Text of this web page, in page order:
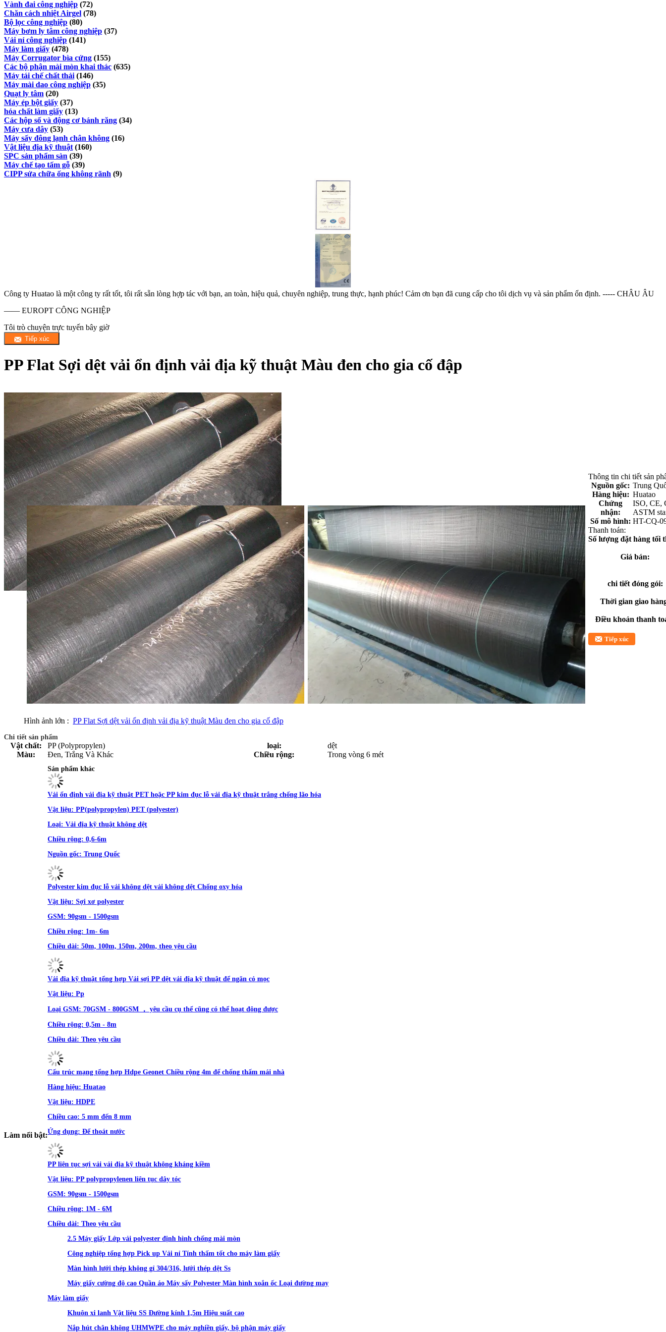
Vành đai công nghiệp (72)
Chăn cách nhiệt Airgel (78)
Bộ lọc công nghiệp (80)
Máy bơm ly tâm công nghiệp (37)
Vải nỉ công nghiệp (141)
Máy làm giấy (478)
Máy Corrugator bìa cứng (155)
Các bộ phận mài mòn khai thác (635)
Máy tái chế chất thải (146)
Máy mài dao công nghiệp (35)
Quạt ly tâm (20)
Máy ép bột giấy (37)
hóa chất làm giấy (13)
Các hộp số và động cơ bánh răng (34)
Máy cưa dây (53)
Máy sấy đông lạnh chân không (16)
Vật liệu địa kỹ thuật (160)
SPC sản phẩm sàn (39)
Máy chế tạo tấm gỗ (39)
CIPP sửa chữa ống không rãnh (9)
Công ty Huatao là một công ty rất tốt, tôi rất sẵn lòng hợp tác với bạn, an toàn, hiệu quả, chuyên nghiệp, trung thực, hạnh phúc! Cảm ơn bạn đã cung cấp cho tôi dịch vụ và sản phẩm ổn định. ----- CHÂU ÂU
—— EUROPT CÔNG NGHIỆP
Tôi trò chuyện trực tuyến bây giờ
PP Flat Sợi dệt vải ổn định vải địa kỹ thuật Màu đen cho gia cố đập
Hình ảnh lớn : PP Flat Sợi dệt vải ổn định vải địa kỹ thuật Màu đen cho gia cố đập
Thông tin chi tiết sản
Nguồn gốc: Trung
Hàng hiệu: Huatao
Chứng
nhận:
ISO, CE,
ASTM
Số mô hình: HT-CQ-
Thanh toán:
Số lượng đặt hàng tối
Giá bán:
chi tiết đóng gói:
Thời gian giao
Điều khoản thanh
Tiếp xúc
Chi tiết sản phẩm
Vật chất: PP (Polypropylen) loại:
dệt
Màu:
Đen, Trắng Và Khác Chiều rộng: Trong vòng 6 mét
Làm nổi bật:
Sản phẩm khác
Vải ổn định vải địa kỹ thuật PET hoặc PP kim đục lỗ vải địa kỹ thuật trắng chống lão hóa
Vật liệu: PP(polypropylen) PET (polyester)
Loại: Vải địa kỹ thuật không dệt
Chiều rộng: 0,6-6m
Nguồn gốc: Trung Quốc
Polyester kim đục lỗ vải không dệt vải không dệt Chống oxy hóa
Vật liệu: Sợi xơ polyester
GSM: 90gsm - 1500gsm
Chiều rộng: 1m- 6m
Chiều dài: 50m, 100m, 150m, 200m, theo yêu cầu
Vải địa kỹ thuật tổng hợp Vải sợi PP dệt vải địa kỹ thuật để ngăn cỏ mọc
Vật liệu: Pp
Loại GSM: 70GSM - 800GSM ， yêu cầu cụ thể cũng có thể hoạt động được
Chiều rộng: 0,5m - 8m
Chiều dài: Theo yêu cầu
Cấu trúc mạng tổng hợp Hdpe Geonet Chiều rộng 4m để chống thấm mái nhà
Hàng hiệu: Huatao
Vật liệu: HDPE
Chiều cao: 5 mm đến 8 mm
Ứng dụng: Để thoát nước
PP liên tục sợi vải vải địa kỹ thuật không kháng kiềm
Vật liệu: PP polypropylenen liên tục dây tóc
GSM: 90gsm - 1500gsm
Chiều rộng: 1M - 6M
Chiều dài: Theo yêu cầu
2.5 Máy giấy Lớp vải polyester định hình chống mài mòn
Công nghiệp tổng hợp Pick up Vải nỉ Tính thấm tốt cho máy làm giấy
Màn hình lưới thép không gỉ 304/316, lưới thép dệt Ss
Máy giấy cường độ cao Quần áo Máy sấy Polyester Màn hình xoắn ốc Loại đường may
Máy làm giấy
Khuôn xi lanh Vật liệu SS Đường kính 1,5m Hiệu suất cao
Nắp hút chân không UHMWPE cho máy nghiền giấy, bộ phận máy giấy